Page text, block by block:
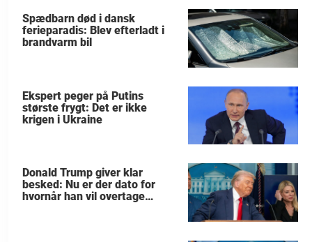
Spædbarn død i dansk
ferieparadis: Blev efterladt i
brandvarm bil
Ekspert peger på Putins
største frygt: Det er ikke
krigen i Ukraine
Donald Trump giver klar
besked: Nu er der dato for
hvornår han vil overtage